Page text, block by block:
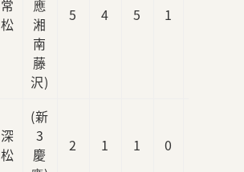
常
松
應
湘
南
藤
沢)
5 4 5 1
深
松
(新
3
慶
2 1 1 0